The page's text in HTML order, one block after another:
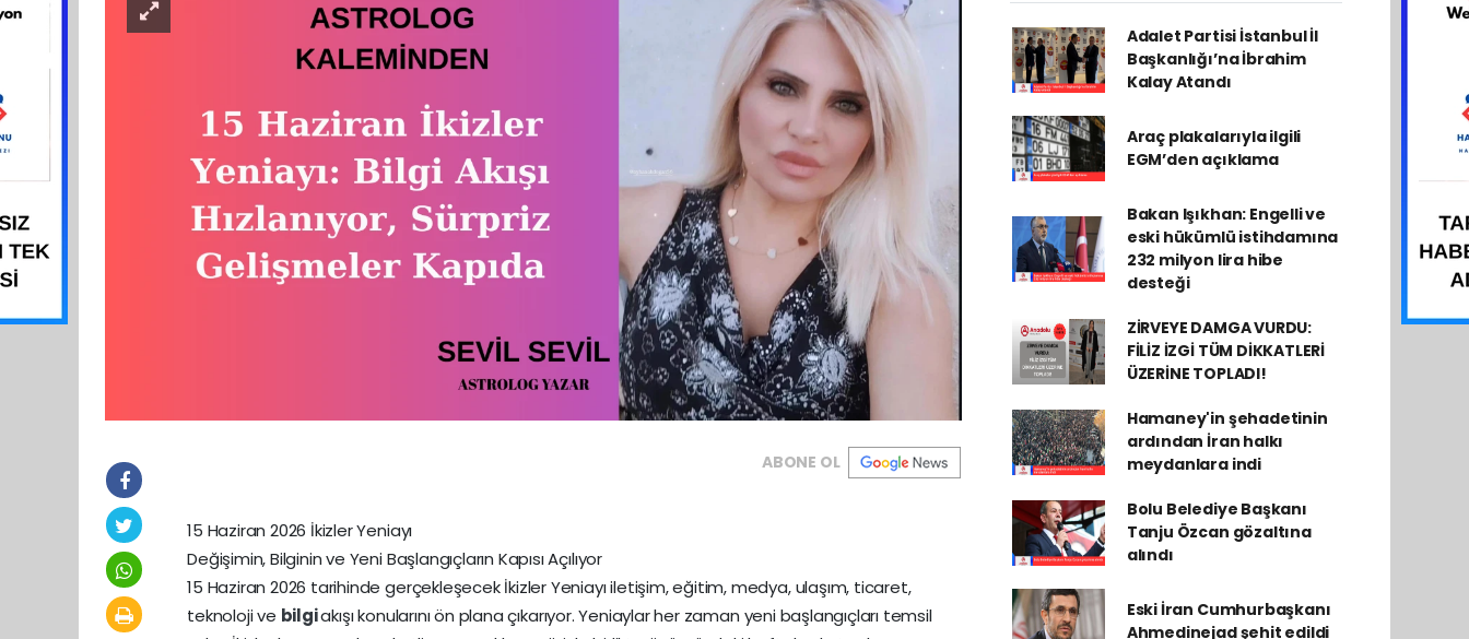
ABONE OL
15 Haziran 2026 İkizler Yeniayı
Değişimin, Bilginin ve Yeni Başlangıçların Kapısı Açılıyor
15 Haziran 2026 tarihinde gerçekleşecek İkizler Yeniayı iletişim, eğitim, medya, ulaşım, ticaret,
teknoloji ve bilgiakışı konularını ön plana çıkarıyor. Yeniaylar her zaman yeni başlangıçları temsil
Adalet Partisi İstanbul İl
Başkanlığı’na İbrahim
Kalay Atandı
Araç plakalarıyla ilgili
EGM’den açıklama
Bakan Işıkhan: Engelli ve
eski hükümlü istihdamına
232 milyon lira hibe
desteği
ZİRVEYE DAMGA VURDU:
FİLİZ İZGİ TÜM DİKKATLERİ
ÜZERİNE TOPLADI!
Hamaney'in şehadetinin
ardından İran halkı
meydanlara indi
Bolu Belediye Başkanı
Tanju Özcan gözaltına
alındı
Eski İran Cumhurbaşkanı
Ahmedinejad şehit edildi